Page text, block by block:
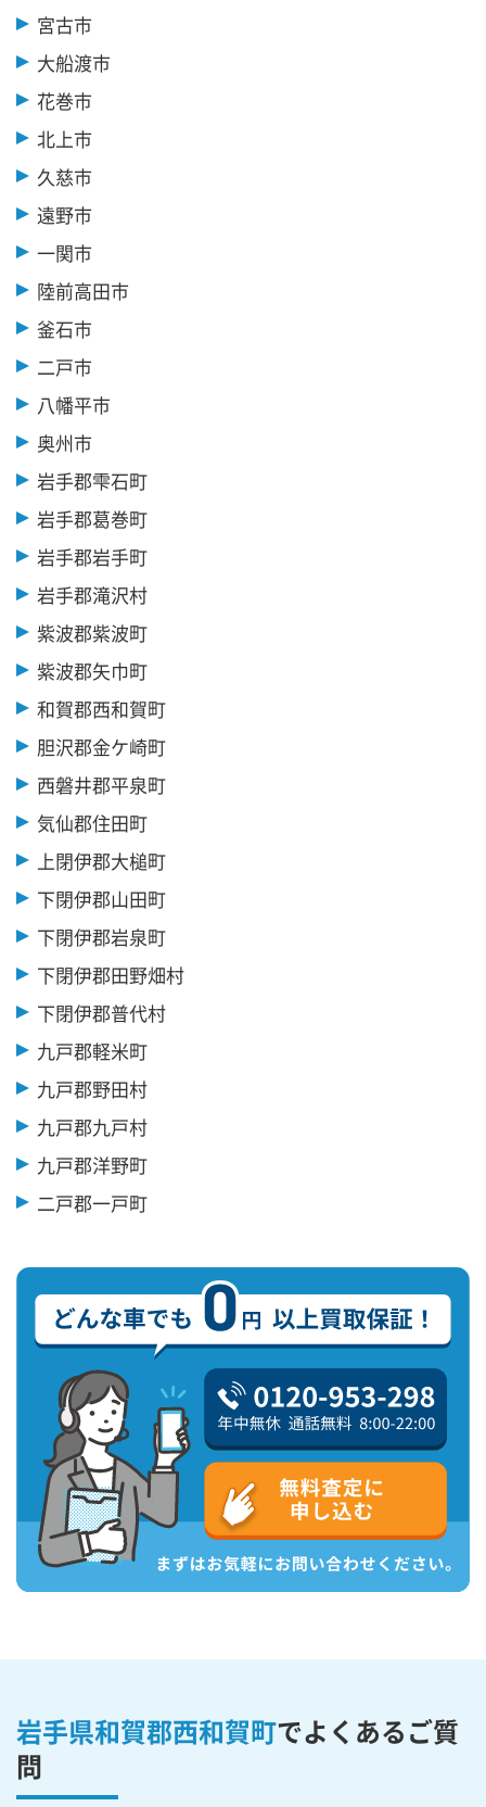
宮古市
大船渡市
花巻市
北上市
久慈市
遠野市
一関市
陸前高田市
釜石市
二戸市
八幡平市
奥州市
岩手郡雫石町
岩手郡葛巻町
岩手郡岩手町
岩手郡滝沢村
紫波郡紫波町
紫波郡矢巾町
和賀郡西和賀町
胆沢郡金ケ崎町
西磐井郡平泉町
気仙郡住田町
上閉伊郡大槌町
下閉伊郡山田町
下閉伊郡岩泉町
下閉伊郡田野畑村
下閉伊郡普代村
九戸郡軽米町
九戸郡野田村
九戸郡九戸村
九戸郡洋野町
二戸郡一戸町
岩手県和賀郡西和賀町でよくあるご質
問